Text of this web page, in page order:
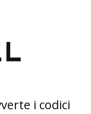
i codici